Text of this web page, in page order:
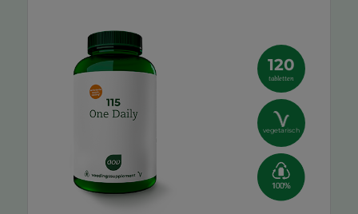
120
tabletten
vegetarisch